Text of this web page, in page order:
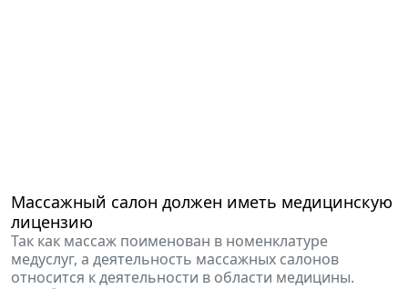
лицензию
Так как массаж поименован в номенклатуре
медуслуг, а деятельность массажных салонов
относится к деятельности в области медицины.
31 октября 2019 16:52Бизнес